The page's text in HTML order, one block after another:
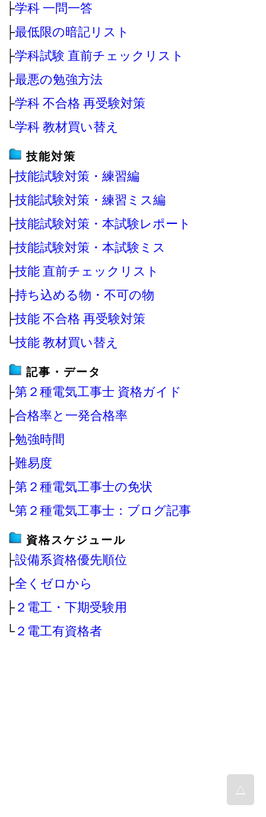
├学科 一問一答
├最低限の暗記リスト
├学科試験 直前チェックリスト
├最悪の勉強方法
├学科 不合格 再受験対策
└学科 教材買い替え
技能対策
├技能試験対策・練習編
├技能試験対策・練習ミス編
├技能試験対策・本試験レポート
├技能試験対策・本試験ミス
├技能 直前チェックリスト
├持ち込める物・不可の物
├技能 不合格 再受験対策
└技能 教材買い替え
記事・データ
├第２種電気工事士 資格ガイド
├合格率と一発合格率
├勉強時間
├難易度
├第２種電気工事士の免状
└第２種電気工事士：ブログ記事
資格スケジュール
├設備系資格優先順位
├全くゼロから
├ ２電工・下期受験用
└ ２電工有資格者